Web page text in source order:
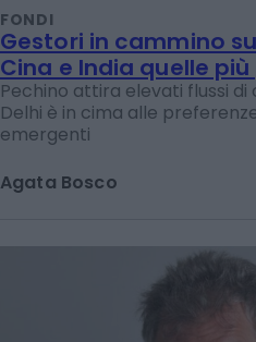
FONDI
Gestori in cammino
Cina e India quelle
Pechino attira elevati flussi
Delhi è in cima alle
emergenti
Agata Bosco